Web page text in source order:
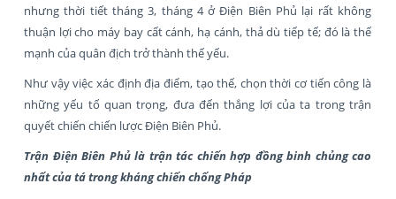
nhưng thời tiết tháng 3, tháng 4 ở Điện Biên Phủ lại rất không
thuận lợi cho máy bay cất cánh, hạ cánh, thả dù tiếp tế; đó là thế
mạnh của quân địch trở thành thế yếu.
Như vậy việc xác định địa điểm, tạo thế, chọn thời cơ tiến công là
những yếu tố quan trọng, đưa đến thắng lợi của ta trong trận
quyết chiến chiến lược Điện Biên Phủ.
Trận Điện Biên Phủ là trận tác chiến hợp đồng binh chủng cao
nhất của tá trong kháng chiến chống Pháp